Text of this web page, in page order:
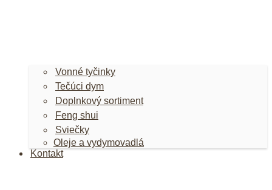
Vonné tyčinky
Tečúci dym
Doplnkový sortiment
Feng shui
Sviečky
Oleje a vydymovadlá
Kontakt